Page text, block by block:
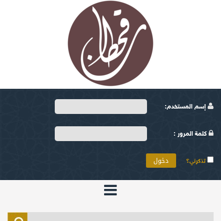
إسم المستخدم:
كلمة المرور :
تذكرني؟